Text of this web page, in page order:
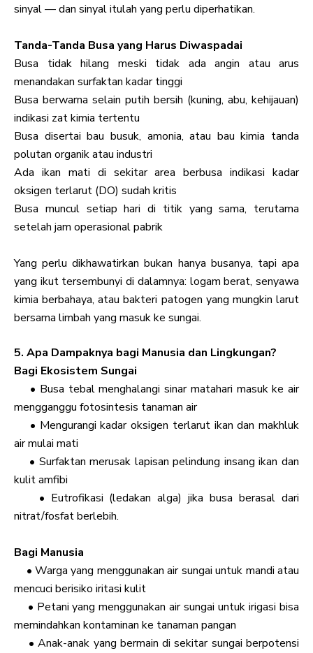
sinyal — dan sinyal itulah yang perlu diperhatikan.
Tanda-Tanda Busa yang Harus Diwaspadai
Busa tidak hilang meski tidak ada angin atau arus
menandakan surfaktan kadar tinggi
Busa berwarna selain putih bersih (kuning, abu, kehijauan)
indikasi zat kimia tertentu
Busa disertai bau busuk, amonia, atau bau kimia tanda
polutan organik atau industri
Ada ikan mati di sekitar area berbusa indikasi kadar
oksigen terlarut (DO) sudah kritis
Busa muncul setiap hari di titik yang sama, terutama
setelah jam operasional pabrik
Yang perlu dikhawatirkan bukan hanya busanya, tapi apa
yang ikut tersembunyi di dalamnya: logam berat, senyawa
kimia berbahaya, atau bakteri patogen yang mungkin larut
bersama limbah yang masuk ke sungai.
5. Apa Dampaknya bagi Manusia dan Lingkungan?
Bagi Ekosistem Sungai
• Busa tebal menghalangi sinar matahari masuk ke air
mengganggu fotosintesis tanaman air
• Mengurangi kadar oksigen terlarut ikan dan makhluk
air mulai mati
• Surfaktan merusak lapisan pelindung insang ikan dan
kulit amfibi
• Eutrofikasi (ledakan alga) jika busa berasal dari
nitrat/fosfat berlebih.
Bagi Manusia
• Warga yang menggunakan air sungai untuk mandi atau
mencuci berisiko iritasi kulit
• Petani yang menggunakan air sungai untuk irigasi bisa
memindahkan kontaminan ke tanaman pangan
• Anak-anak yang bermain di sekitar sungai berpotensi